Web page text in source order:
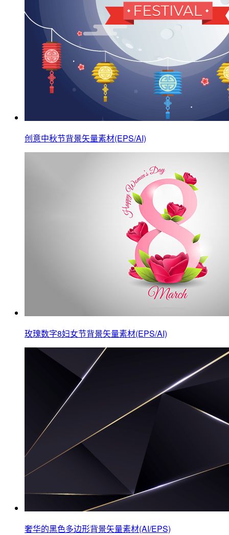
创意中秋节背景矢量素材(EPS/AI)
玫瑰数字8妇女节背景矢量素材(EPS/AI)
奢华的黑色多边形背景矢量素材(AI/EPS)